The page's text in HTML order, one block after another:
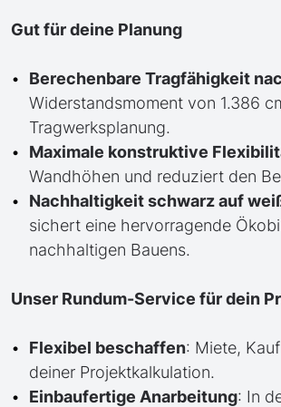
Gut für deine Planung
Berechenbare Tragfähigkeit
Widerstandsmoment von 1.386
Tragwerksplanung.
Maximale konstruktive
Wandhöhen und reduziert den
Nachhaltigkeit schwarz auf
sichert eine hervorragende
nachhaltigen Bauens.
Unser Rundum-Service für dein
Flexibel beschaffen: Miete,
deiner Projektkalkulation.
Einbaufertige Anarbeitung: In